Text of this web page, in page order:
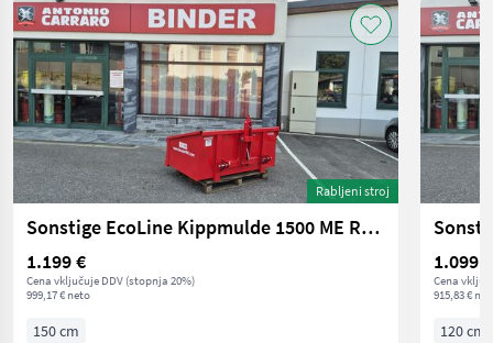
Rabljeni stroj
Sonstige EcoLine Kippmulde 1500 ME ROT
1.199 €
Cena vključuje DDV (stopnja 20%)
999,17 € neto
150 cm
1.099 €
Cena
915,83 €
120 cm